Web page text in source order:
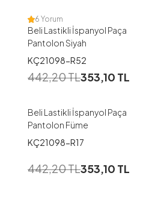
6 Yorum
Beli Lastikli İspanyol Paça
Pantolon Siyah
KÇ21098-R52
442,20TL353,10 TL
38 40 42 44 46
48
Beli Lastikli İspanyol Paça
Pantolon Füme
KÇ21098-R17
442,20TL353,10 TL